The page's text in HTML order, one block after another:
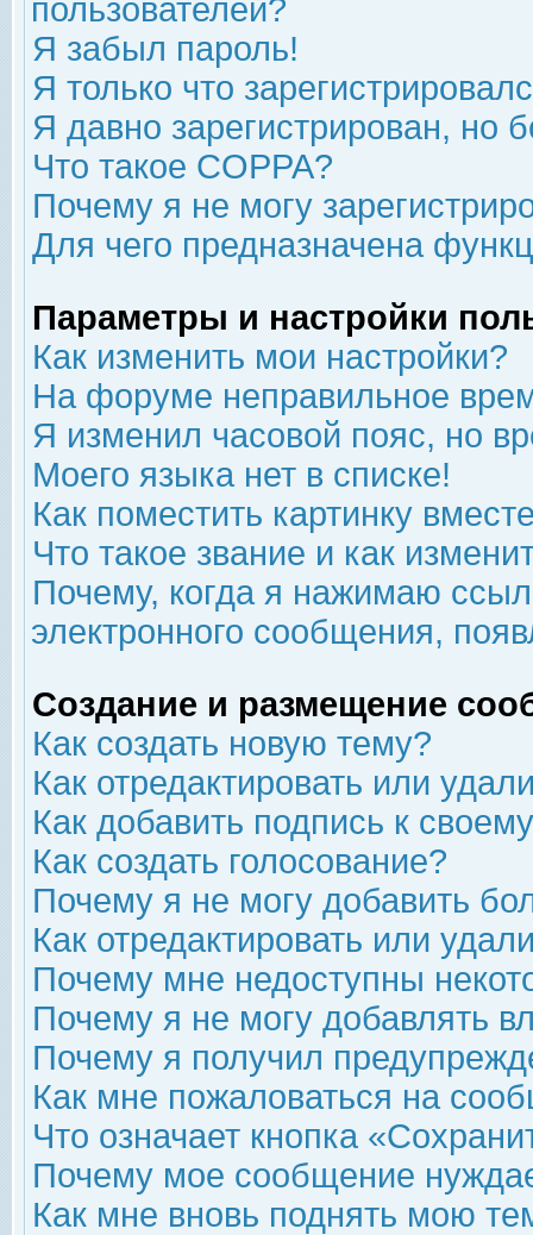
пользователей?
Я забыл пароль!
Я только что
Я давно зарегистрирован, но
Что такое COPPA?
Почему я не могу
Для чего предназначена
Параметры и настройки
Как изменить мои настройки?
На форуме неправильное
Я изменил часовой пояс, но
Моего языка нет в списке!
Как поместить картинку
Что такое звание и как
Почему, когда я нажимаю
электронного сообщения,
Создание и размещение
Как создать новую тему?
Как отредактировать или
Как добавить подпись к
Как создать голосование?
Почему я не могу добавить
Как отредактировать или
Почему мне недоступны
Почему я не могу добавлять
Почему я получил
Как мне пожаловаться на
Что означает кнопка
Почему мое сообщение
Как мне вновь поднять мою